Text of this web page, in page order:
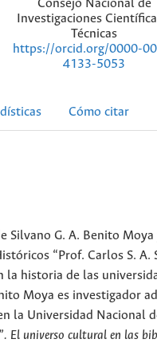
Consejo Nacional de
Investigaciones
Técnicas
https://orcid.org/0000-
4133-5053
Cómo citar
Silvano G. A. Benito
“Prof. Carlos S.
historia de las
Moya es investigador
la Universidad Nacional
El universo cultural en las